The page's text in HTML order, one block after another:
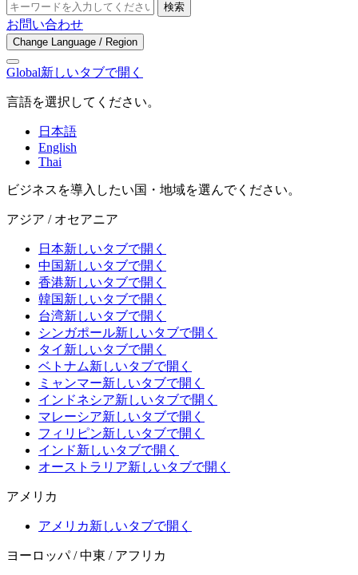
検索
お問い合わせ
Change Language / Region
Global新しいタブで開く
言語を選択してください。
日本語
English
Thai
ビジネスを導入したい国・地域を選んでください。
アジア / オセアニア
日本新しいタブで開く
中国新しいタブで開く
香港新しいタブで開く
韓国新しいタブで開く
台湾新しいタブで開く
シンガポール新しいタブで開く
タイ 新しいタブで開く
ベトナム新しいタブで開く
ミャンマー新しいタブで開く
インドネシア新しいタブで開く
マレーシア新しいタブで開く
フィリピン新しいタブで開く
インド新しいタブで開く
オーストラリア新しいタブで開く
アメリカ
アメリカ新しいタブで開く
ヨーロッパ / 中東 / アフリカ